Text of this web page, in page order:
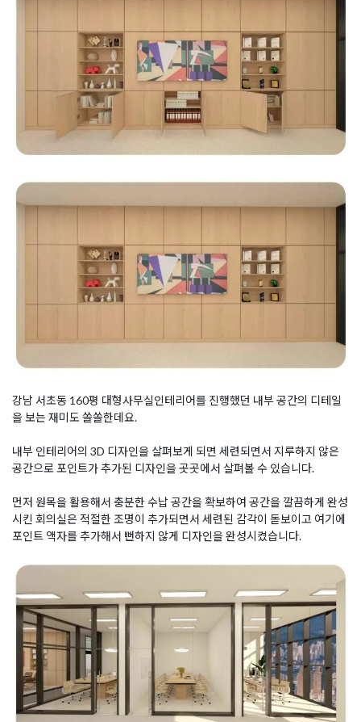
강남 서초동 160평 대형사무실인테리어를 진행했던 내부 공간의 디테일
을 보는 재미도 쏠쏠한데요.
내부 인테리어의 3D 디자인을 살펴보게 되면 세련되면서 지루하지 않은
공간으로 포인트가 추가된 디자인을 곳곳에서 살펴볼 수 있습니다.
먼저 원목을 활용해서 충분한 수납 공간을 확보하여 공간을 깔끔하게 완성
시킨 회의실은 적절한 조명이 추가되면서 세련된 감각이 돋보이고 여기에
포인트 액자를 추가해서 뻔하지 않게 디자인을 완성시켰습니다.